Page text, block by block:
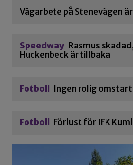
Vägarbete på Stenevägen
Speedway Rasmus
Huckenbeck är tillbaka
Fotboll Ingen rolig
Fotboll Förlust för IFK